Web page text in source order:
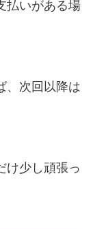
払いがある場
、次回以降は
け少し頑張っ